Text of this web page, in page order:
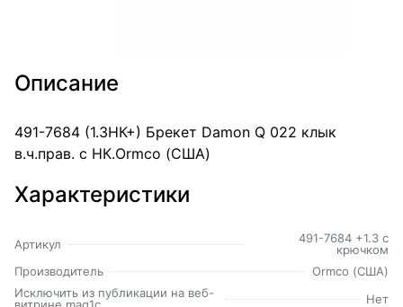
Описание
491-7684 (1.3НК+) Брекет Damon Q 022 клык
в.ч.прав. с НК.Ormco (США)
Характеристики
Артикул
491-7684 +1.3 с
крючком
Производитель
Ormco (США)
Исключить из публикации на веб-
Нет